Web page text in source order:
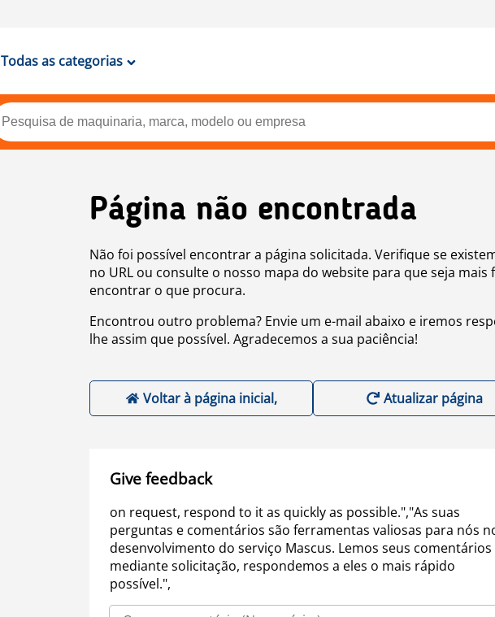
Todas as categorias
Página não encontrada
Não foi possível encontrar a página solicitada. Verifique se
no URL ou consulte o nosso mapa do website para que seja mais
encontrar o que procura.
Encontrou outro problema? Envie um e-mail abaixo e iremos
lhe assim que possível. Agradecemos a sua paciência!
Voltar à página inicial, Atualizar página
Give feedback
on request, respond to it as quickly as possible.","As suas
perguntas e comentários são ferramentas valiosas para nós
desenvolvimento do serviço Mascus. Lemos seus comentários
mediante solicitação, respondemos a eles o mais rápido
possível.",